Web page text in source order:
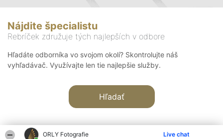
ORLY Fotografie Live chat
Nájdite špecialistu
Rebríček združuje tých najlepších v odbore
Hľadáte odborníka vo svojom okolí? Skontrolujte náš
vyhľadávač. Využívajte len tie najlepšie služby.
Hľadať